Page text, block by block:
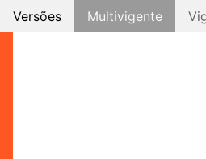
Versões Multivigente